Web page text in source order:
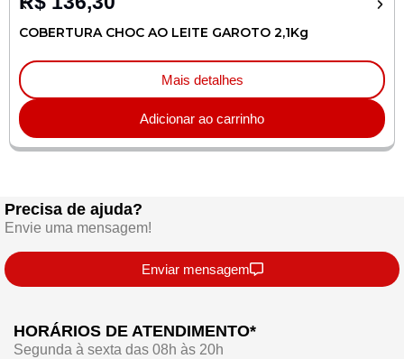
COBERTURA CHOC AO LEITE GAROTO 2,1Kg
Mais detalhes
Adicionar ao carrinho
Precisa de ajuda?
Envie uma mensagem!
Enviar mensagem
HORÁRIOS DE ATENDIMENTO*
Segunda à sexta das 08h às 20h